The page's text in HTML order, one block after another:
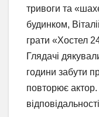
тривоги та
будинком,
грати «Хостел
Глядачі
години забути
повторює